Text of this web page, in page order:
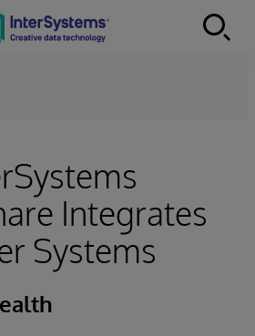
Integrates
Systems